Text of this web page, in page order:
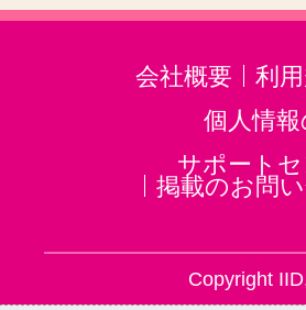
福岡空港駅(1)
会社概要 利
個人情
サポート
掲載のお問
Copyright